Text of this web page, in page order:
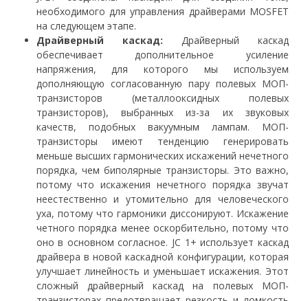
необходимого для управления драйверами MOSFET
на следующем этапе.
Драйверный каскад: Драйверный каскад
обеспечивает дополнительное усиление
напряжения, для которого мы используем
дополняющую согласованную пару полевых МОП-
транзисторов (металлооксидных полевых
транзисторов), выбранных из-за их звуковых
качеств, подобных вакуумным лампам. МОП-
транзисторы имеют тенденцию генерировать
меньше высших гармонических искажений нечетного
порядка, чем биполярные транзисторы. Это важно,
потому что искажения нечетного порядка звучат
неестественно и утомительно для человеческого
уха, потому что гармоники диссонируют. Искажение
четного порядка менее оскорбительно, потому что
оно в основном согласное. JC 1+ использует каскад
драйвера в новой каскадной конфигурации, которая
улучшает линейность и уменьшает искажения. Этот
сложный драйверный каскад на полевых МОП-